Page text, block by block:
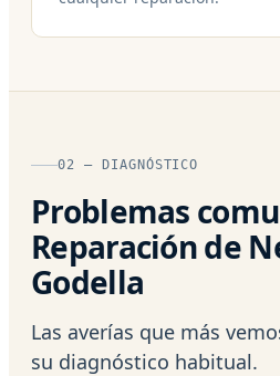
02 — DIAGNÓSTICO
Problemas
Reparación de
Godella
Las averías que más
su diagnóstico habitual.